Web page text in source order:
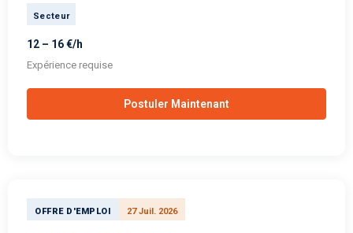
Secteur
12 – 16 €/h
Expérience requise
Postuler Maintenant
OFFRE D'EMPLOI 27 Juil. 2026